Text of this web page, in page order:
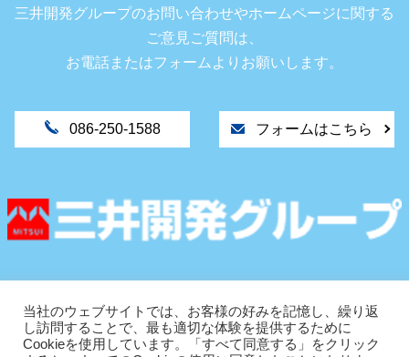
三井開発グループのお問い合わせやホームページに関する
ご意見ご質問は、
お電話またはフォームよりお願いします。
086-250-1588 フォームはこちら
岡山市南区芳泉1丁目9-11
TEL.086-250-1588
FAX.086-250-1598
当社のウェブサイトでは、お客様の好みを記憶し、繰り返
し訪問することで、最も適切な体験を提供するために
Cookieを使用しています。「すべて同意する」をクリック